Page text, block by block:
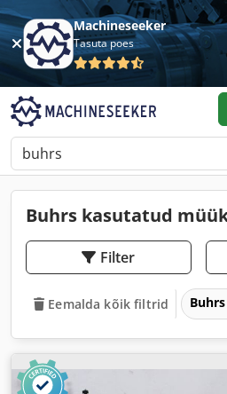
Machineseeker
Tasuta poes
Buhrs kasutatud
Filter
Eemalda kõik filtrid Buhrs